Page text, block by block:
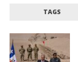
TAGS